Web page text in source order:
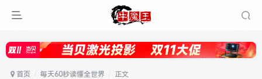
首页 每天60秒读懂全世界 正文